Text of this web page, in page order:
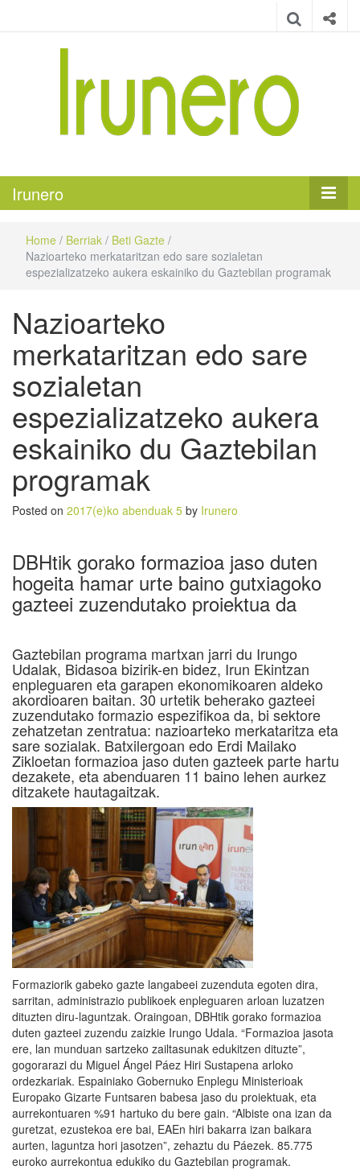
Irunero
Home / Berriak / Beti Gazte /
Nazioarteko merkataritzan edo sare sozialetan
espezializatzeko aukera eskainiko du Gaztebilan programak
Nazioarteko
merkataritzan edo sare
sozialetan
espezializatzeko aukera
eskainiko du Gaztebilan
programak
Posted on 2017(e)ko abenduak 5 by Irunero
DBHtik gorako formazioa jaso duten
hogeita hamar urte baino gutxiagoko
gazteei zuzendutako proiektua da
Gaztebilan programa martxan jarri du Irungo
Udalak, Bidasoa bizirik-en bidez, Irun Ekintzan
enpleguaren eta garapen ekonomikoaren aldeko
akordioaren baitan. 30 urtetik beherako gazteei
zuzendutako formazio espezifikoa da, bi sektore
zehatzetan zentratua: nazioarteko merkataritza eta
sare sozialak. Batxilergoan edo Erdi Mailako
Zikloetan formazioa jaso duten gazteek parte hartu
dezakete, eta abenduaren 11 baino lehen aurkez
ditzakete hautagaitzak.
Formaziorik gabeko gazte langabeei zuzenduta egoten dira,
sarritan, administrazio publikoek enpleguaren arloan luzatzen
dituzten diru-laguntzak. Oraingoan, DBHtik gorako formazioa
duten gazteei zuzendu zaizkie Irungo Udala. “Formazioa jasota
ere, lan munduan sartzeko zailtasunak edukitzen dituzte”,
gogorarazi du Miguel Ángel Páez Hiri Sustapena arloko
ordezkariak. Espainiako Gobernuko Enplegu Ministerioak
Europako Gizarte Funtsaren babesa jaso du proiektuak, eta
aurrekontuaren %91 hartuko du bere gain. “Albiste ona izan da
guretzat, ezustekoa ere bai, EAEn hiri bakarra izan baikara
aurten, laguntza hori jasotzen”, zehaztu du Páezek. 85.775
euroko aurrekontua edukiko du Gaztebilan programak.